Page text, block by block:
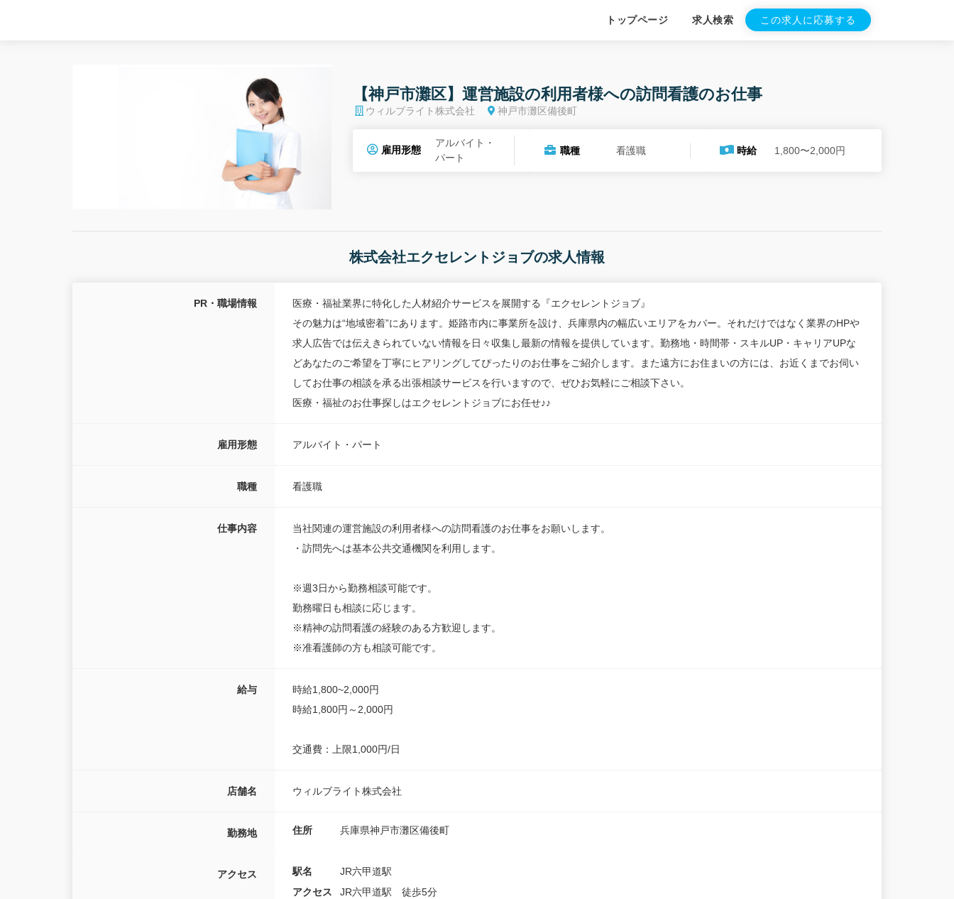
トップページ 求人検索 この求人に応募する
【神戸市灘区】運営施設の利用者様への訪問看護のお仕事
ウィルブライト株式会社 神戸市灘区備後町
雇用形態
アルバイト・
パート
職種 看護職 時給 1,800〜2,000円
株式会社エクセレントジョブの求人情報
PR・職場情報
医療・福祉業界に特化した人材紹介サービスを展開する『エクセレントジョブ』
その魅力は“地域密着”にあります。姫路市内に事業所を設け、兵庫県内の幅広いエリアをカバー。それだけではなく業界のHPや
求人広告では伝えきられていない情報を日々収集し最新の情報を提供しています。勤務地・時間帯・スキルUP・キャリアUPな
どあなたのご希望を丁寧にヒアリングしてぴったりのお仕事をご紹介します。また遠方にお住まいの方には、お近くまでお伺い
してお仕事の相談を承る出張相談サービスを行いますので、ぜひお気軽にご相談下さい。
医療・福祉のお仕事探しはエクセレントジョブにお任せ♪♪
雇用形態 アルバイト・パート
職種 看護職
仕事内容
当社関連の運営施設の利用者様への訪問看護のお仕事をお願いします。
・訪問先へは基本公共交通機関を利用します。
※週3日から勤務相談可能です。
勤務曜日も相談に応じます。
※精神の訪問看護の経験のある方歓迎します。
※准看護師の方も相談可能です。
給与
時給1,800~2,000円
時給1,800円～2,000円
交通費：上限1,000円/日
店舗名 ウィルブライト株式会社
勤務地 住所 兵庫県神戸市灘区備後町
アクセス 駅名
JR六甲道駅
アクセス
JR六甲道駅 徒歩5分